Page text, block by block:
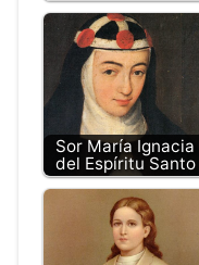
Sor María Ignacia
del Espíritu Santo